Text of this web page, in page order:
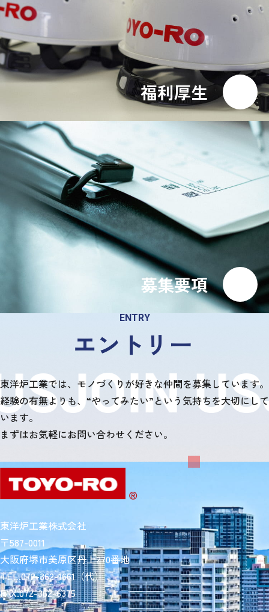
福利厚生
募集要項
JOIN US
ENTRY
エントリー
東洋炉工業では、モノづくりが好きな仲間を募集しています。
経験の有無よりも、“やってみたい”という気持ちを大切にして
います。
まずはお気軽にお問い合わせください。
東洋炉工業株式会社
〒587-0011
大阪府堺市美原区丹上270番地
TEL.072-362-1661（代）
FAX.072-362-6375